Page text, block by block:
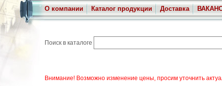
О компании Каталог продукции Доставка
Поиск в каталоге
Внимание! Возможно изменение цены, просим уточнить